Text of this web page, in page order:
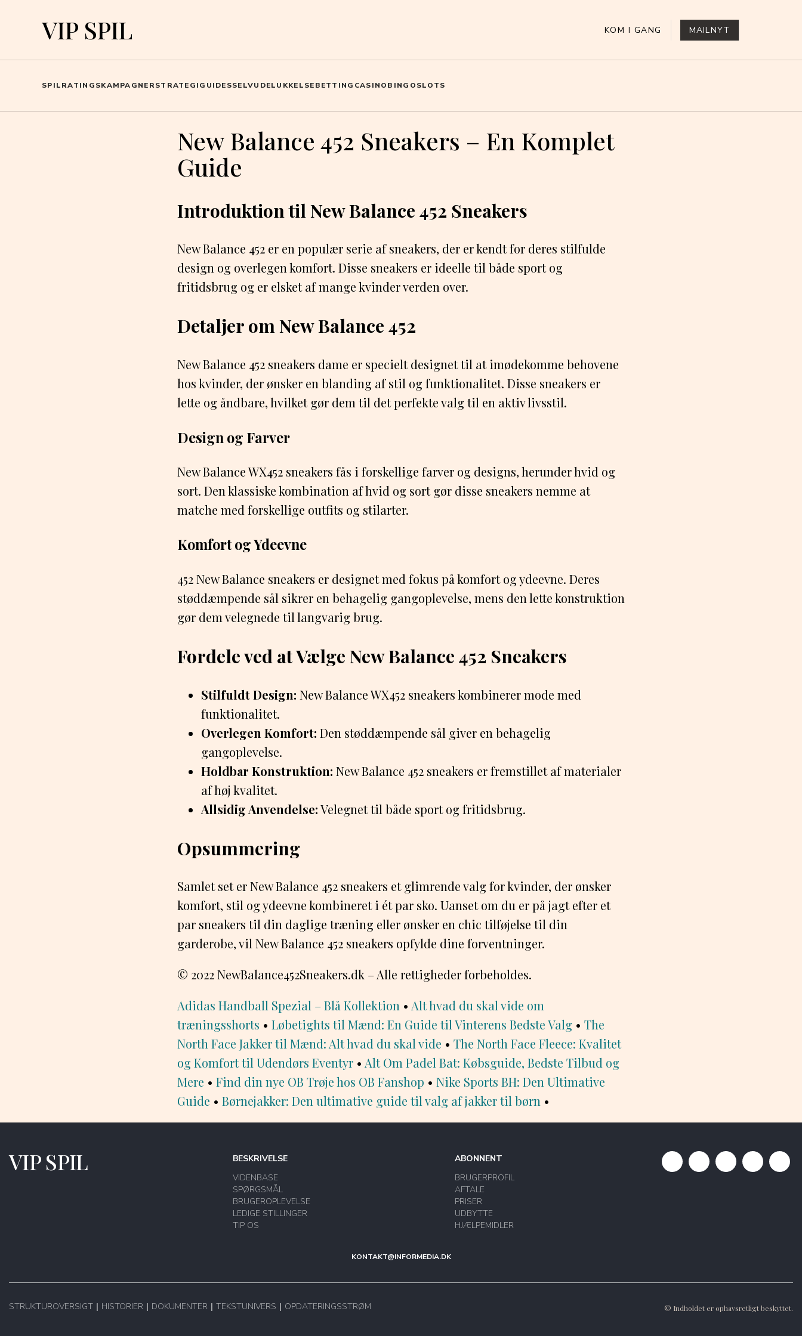
VIP SPIL KOM I GANG MAILNYT
SPILRATINGSKAMPAGNERSTRATEGIGUIDESSELVUDELUKKELSEBETTING CASINOBINGOSLOTS
New Balance 452 Sneakers – En Komplet
Guide
Introduktion til New Balance 452 Sneakers
New Balance 452 er en populær serie af sneakers, der er kendt for deres stilfulde
design og overlegen komfort. Disse sneakers er ideelle til både sport og
fritidsbrug og er elsket af mange kvinder verden over.
Detaljer om New Balance 452
New Balance 452 sneakers dame er specielt designet til at imødekomme behovene
hos kvinder, der ønsker en blanding af stil og funktionalitet. Disse sneakers er
lette og åndbare, hvilket gør dem til det perfekte valg til en aktiv livsstil.
Design og Farver
New Balance WX452 sneakers fås i forskellige farver og designs, herunder hvid og
sort. Den klassiske kombination af hvid og sort gør disse sneakers nemme at
matche med forskellige outfits og stilarter.
Komfort og Ydeevne
452 New Balance sneakers er designet med fokus på komfort og ydeevne. Deres
støddæmpende sål sikrer en behagelig gangoplevelse, mens den lette konstruktion
gør dem velegnede til langvarig brug.
Fordele ved at Vælge New Balance 452 Sneakers
Stilfuldt Design: New Balance WX452 sneakers kombinerer mode med
funktionalitet.
Overlegen Komfort: Den støddæmpende sål giver en behagelig
gangoplevelse.
Holdbar Konstruktion: New Balance 452 sneakers er fremstillet af materialer
af høj kvalitet.
Allsidig Anvendelse:Velegnet til både sport og fritidsbrug.
Opsummering
Samlet set er New Balance 452 sneakers et glimrende valg for kvinder, der ønsker
komfort, stil og ydeevne kombineret i ét par sko. Uanset om du er på jagt efter et
par sneakers til din daglige træning eller ønsker en chic tilføjelse til din
garderobe, vil New Balance 452 sneakers opfylde dine forventninger.
© 2022 NewBalance452Sneakers.dk – Alle rettigheder forbeholdes.
Adidas Handball Spezial – Blå Kollektion • Alt hvad du skal vide om
træningsshorts • Løbetights til Mænd: En Guide til Vinterens Bedste Valg • The
North Face Jakker til Mænd: Alt hvad du skal vide • The North Face Fleece: Kvalitet
og Komfort til Udendørs Eventyr • Alt Om Padel Bat: Købsguide, Bedste Tilbud og
Mere • Find din nye OB Trøje hos OB Fanshop • Nike Sports BH: Den Ultimative
Guide • Børnejakker: Den ultimative guide til valg af jakker til børn •
VIP SPIL
© Indholdet er ophavsretligt beskyttet.
BESKRIVELSE
VIDENBASE
SPØRGSMÅL
BRUGEROPLEVELSE
LEDIGE STILLINGER
TIP OS
ABONNENT
BRUGERPROFIL
AFTALE
PRISER
UDBYTTE
HJÆLPEMIDLER
STRUKTUROVERSIGT HISTORIER DOKUMENTER TEKSTUNIVERS OPDATERINGSSTRØM
KONTAKT@INFORMEDIA.DK